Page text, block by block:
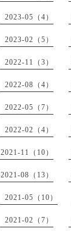
2023-05（4）
2023-02（5）
2022-11（3）
2022-08（4）
2022-05（7）
2022-02（4）
2021-11（10）
2021-08（13）
2021-05（10）
2021-02（7）